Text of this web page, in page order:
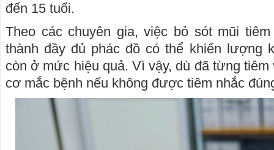
đến 15 tuổi.
Theo các chuyên gia, việc bỏ sót mũi
thành đầy đủ phác đồ có thể khiến lượng
còn ở mức hiệu quả. Vì vậy, dù đã từng tiêm
cơ mắc bệnh nếu không được tiêm nhắc